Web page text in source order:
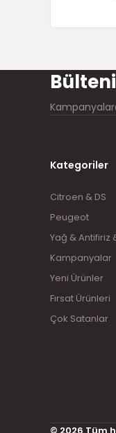
Kategoriler
Citroen & DS
Peugeot
Yağ & Antifiriz
Kampanyalar
Yeni Ürünler
Fırsat Ürünleri
Çok Satanlar